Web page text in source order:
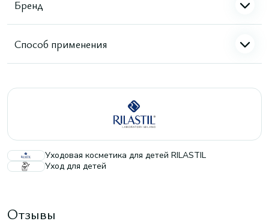
Бренд
Способ применения
Уходовая косметика для детей RILASTIL
Уход для детей
Отзывы